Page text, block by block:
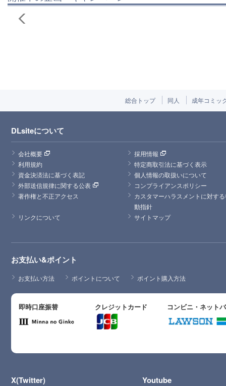
総合トップ 同人 成年コミッ
DLsiteについて
会社概要
採用情報
利用規約
特定商取引法に基づく表示
資金決済法に基づく表記
個人情報の取扱いについて
外部送信規律に関する公表
コンプライアンスポリシー
著作権と不正アクセス
カスタマーハラスメントに対す
動指針
リンクについて
サイトマップ
お支払い&ポイント
お支払い方法 ポイントについて ポイント購入方法
即時口座振替 クレジットカード コンビニ・ネット
X(Twitter) Youtube